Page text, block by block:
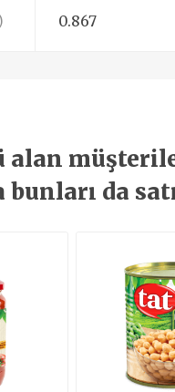
0.867
alan
bunları da